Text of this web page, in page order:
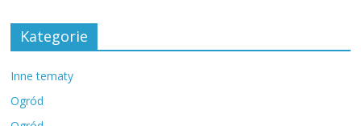
Kategorie
Inne tematy
Ogród